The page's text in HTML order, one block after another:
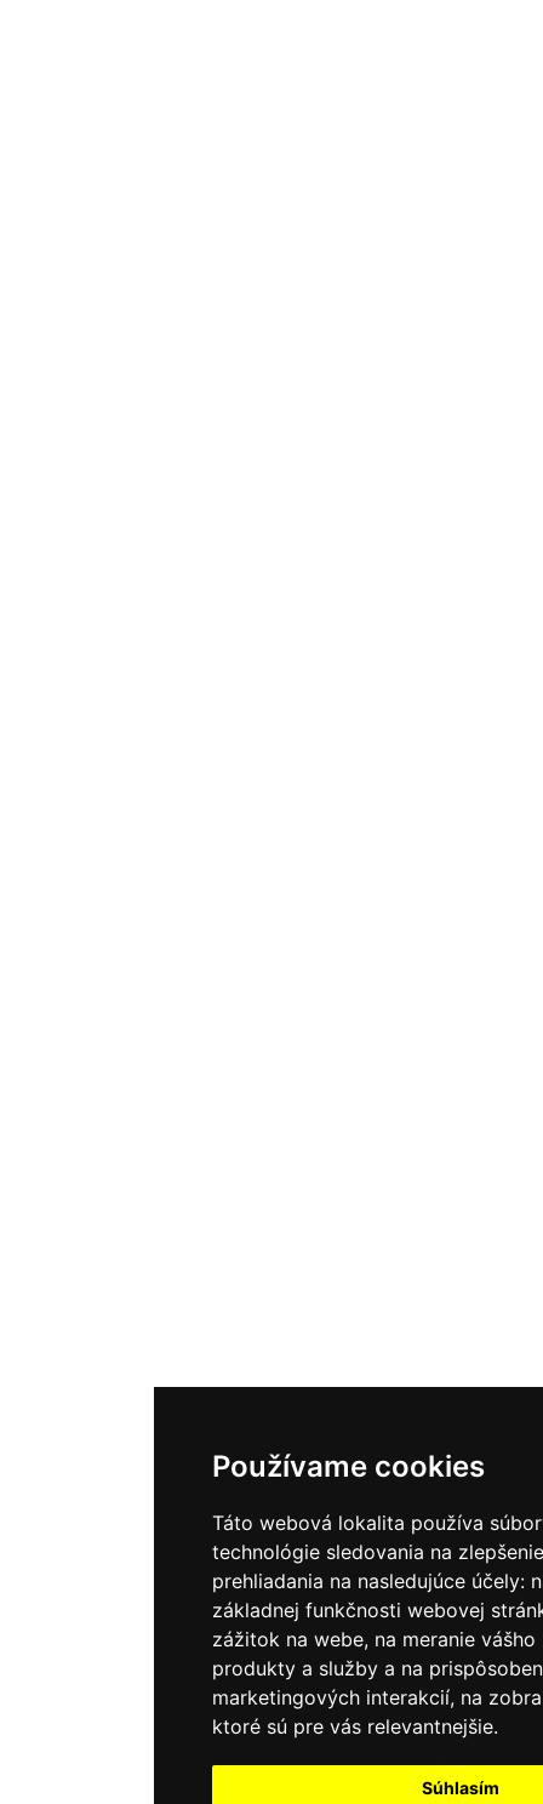
Používame cookies
Táto webová lokalita používa
technológie sledovania na
prehliadania na nasledujúce účely:
základnej funkčnosti webovej
zážitok na webe, na meranie
produkty a služby a na
marketingových interakcií, na
ktoré sú pre vás relevantnejšie.
Súhlasím